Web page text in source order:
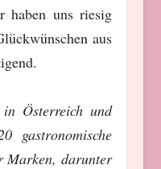
haben uns riesig
aus
Österreich und
gastronomische
Marken, darunter